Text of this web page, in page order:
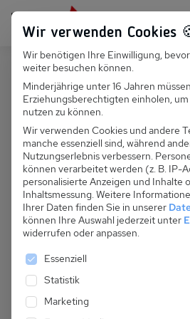
Persönlich für dich da: +49 251
Suchfeld
Suchen
D 067.087 - Fewo
Fewo Nr. 2
Wir verwenden Cookies
Wir benötigen Ihre Einwilligung,
weiter besuchen können.
Minderjährige unter 16 Jahren
Erziehungsberechtigten einholen,
nutzen zu können.
Wir verwenden Cookies und andere
manche essenziell sind, während
Nutzungserlebnis verbessern.
können verarbeitet werden (z. B. IP-
personalisierte Anzeigen und Inhalte
Inhaltsmessung. Weitere
Ihrer Daten finden Sie in unserer
können Ihre Auswahl jederzeit unter
widerrufen oder anpassen.
Es folgt eine Liste der
Essenziell
Statistik
Marketing